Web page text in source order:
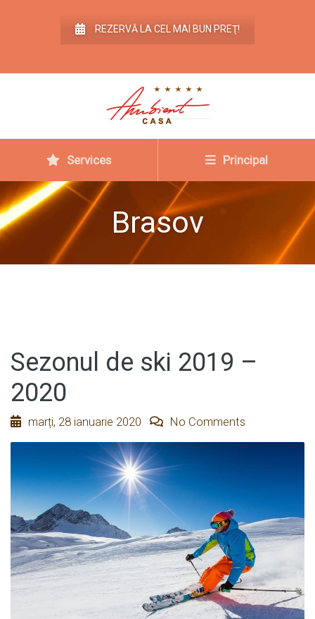
REZERVĂ LA CEL MAI BUN PREŢ!
Services Principal
Brasov
Sezonul de ski 2019 –
2020
marți, 28 ianuarie 2020 No Comments